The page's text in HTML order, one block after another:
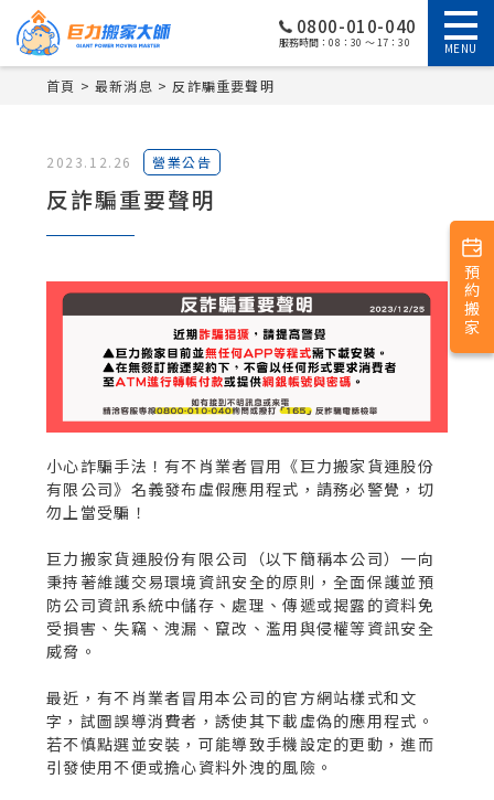
預約搬家
0800-010-040
服務時間：08：30 ～ 17：30 MENU
首頁 最新消息 反詐騙重要聲明
2023.12.26 營業公告
反詐騙重要聲明
小心詐騙手法！有不肖業者冒用《巨力搬家貨運股份
有限公司》名義發布虛假應用程式，請務必警覺，切
勿上當受騙！
巨力搬家貨運股份有限公司（以下簡稱本公司）一向
秉持著維護交易環境資訊安全的原則，全面保護並預
防公司資訊系統中儲存、處理、傳遞或揭露的資料免
受損害、失竊、洩漏、竄改、濫用與侵權等資訊安全
威脅。
最近，有不肖業者冒用本公司的官方網站樣式和文
字，試圖誤導消費者，誘使其下載虛偽的應用程式。
若不慎點選並安裝，可能導致手機設定的更動，進而
引發使用不便或擔心資料外洩的風險。